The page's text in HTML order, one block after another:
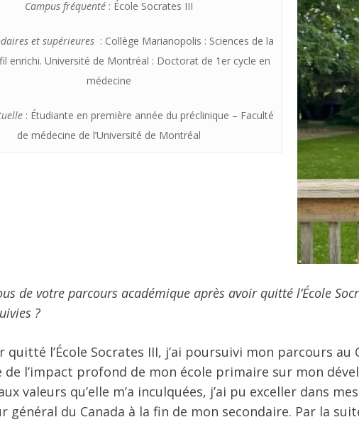
Campus fréquenté : École Socrates III
et supérieures : Collège Marianopolis : Sciences de la
enrichi. Université de Montréal : Doctorat de 1 ercycle en
médecine
: Étudiante en première année du préclinique – Faculté
de médecine de l’Université de Montréal
de votre parcours académique après avoir quitté l’École
?
quitté l’École Socrates III, j’ai poursuivi mon parcours au
de l’impact profond de mon école primaire sur mon
valeurs qu’elle m’a inculquées, j’ai pu exceller dans
général du Canada à la fin de mon secondaire. Par la